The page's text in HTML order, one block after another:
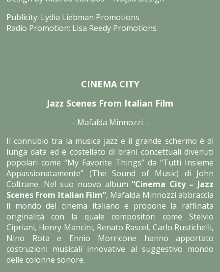
Publicity: Lydia Liebman Promotions
Radio Promotion: Lisa Reedy Promotions
CINEMA CITY
Jazz Scenes From Italian Film
– Mafalda Minnozzi –
Il connubio tra la musica jazz e il grande schermo è di
lunga data ed è costellato di brani concettuali divenuti
popolari come “My Favorite Things” da “Tutti Insieme
Appassionatamente” (The Sound of Music) di John
Coltrane. Nel suo nuovo album“Cinema City – Jazz
Scenes From Italian Film”, Mafalda Minnozzi abbraccia
il mondo del cinema italiano e propone la raffinata
originalità con la quale compositori come Stelvio
Cipriani, Henry Mancini, Renato Rascel, Carlo Rustichelli,
Nino Rota e Ennio Morricone hanno apportato
costruzioni musicali innovative al suggestivo mondo
delle colonne sonore.